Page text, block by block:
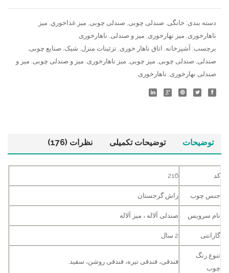
دسته بندی: خانگی, صندلی چوبی, صندلی چوبی, ميز غذاخوري, میز
ناهارخوری, میز نهارخوری, میز و صندلی, ناهارخوری
برچسب: آشپزخانه, اتاق ناهار خوری, تزئینات منزل, شیک, صنایع چوبی,
صندلی, صندلی چوبی, میز چوبی, میز ناهارخوری, میز و صندلی چوبی, میز و
صندلی نهارخوری, ناهارخوری
توضیحات توضیحات تکمیلی نظرات (176)
کد 216
جنس چوب راش گرجستان
نام سرویس صندلی آلاله ، میز آلاله
گارانتی 2 سال
تنوع رنگ
چوب
فندقی، فندقی تیره، فندقی روشن، سفید.